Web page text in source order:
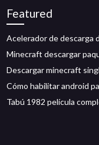
Featured
Acelerador de descarga
Minecraft descargar
Descargar minecraft
Cómo habilitar android
Tabú 1982 película